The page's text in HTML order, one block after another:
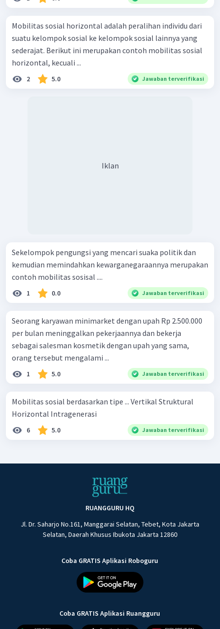
Mobilitas sosial horizontal adalah peralihan individu dari
suatu kelompok sosial ke kelompok sosial lainnya yang
sederajat. Berikut ini merupakan contoh mobilitas sosial
horizontal, kecuali ...
2 5.0 Jawaban terverifikasi
Iklan
Sekelompok pengungsi yang mencari suaka politik dan
kemudian memindahkan kewarganegaraannya merupakan
contoh mobilitas sosisal ....
1 0.0 Jawaban terverifikasi
Seorang karyawan minimarket dengan upah Rp 2.500.000
per bulan meninggalkan pekerjaannya dan bekerja
sebagai salesman kosmetik dengan upah yang sama,
orang tersebut mengalami ...
1 5.0 Jawaban terverifikasi
Mobilitas sosial berdasarkan tipe ... Vertikal Struktural
Horizontal Intragenerasi
6 5.0 Jawaban terverifikasi
RUANGGURU HQ
Jl. Dr. Saharjo No.161, Manggarai Selatan, Tebet, Kota Jakarta
Selatan, Daerah Khusus Ibukota Jakarta 12860
Coba GRATIS Aplikasi Roboguru
Coba GRATIS Aplikasi Ruangguru